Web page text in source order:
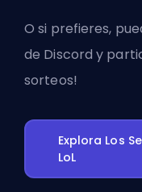
O si prefieres,
de Discord y
sorteos!
Explora Los
LoL